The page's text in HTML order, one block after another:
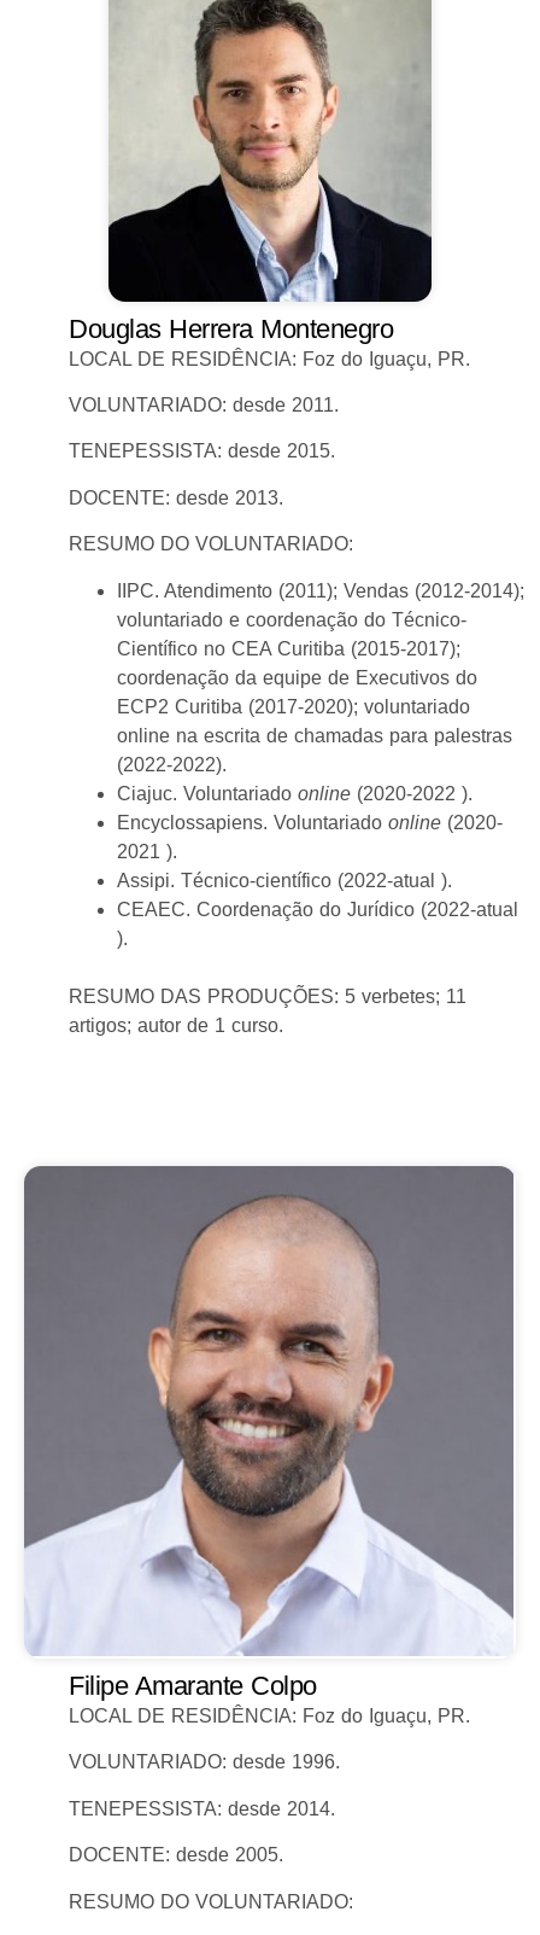
Douglas Herrera Montenegro
LOCAL DE RESIDÊNCIA: Foz do Iguaçu, PR.
VOLUNTARIADO: desde 2011.
TENEPESSISTA: desde 2015.
DOCENTE: desde 2013.
RESUMO DO VOLUNTARIADO:
IIPC. Atendimento (2011); Vendas (2012-2014);
voluntariado e coordenação do Técnico-
Científico no CEA Curitiba (2015-2017);
coordenação da equipe de Executivos do
ECP2 Curitiba (2017-2020); voluntariado
online na escrita de chamadas para palestras
(2022-2022).
Ciajuc. Voluntariado online (2020-2022 ).
Encyclossapiens. Voluntariado online (2020-
2021 ).
Assipi. Técnico-científico (2022-atual ).
CEAEC. Coordenação do Jurídico (2022-atual
).
RESUMO DAS PRODUÇÕES: 5 verbetes; 11
artigos; autor de 1 curso.
Filipe Amarante Colpo
LOCAL DE RESIDÊNCIA: Foz do Iguaçu, PR.
VOLUNTARIADO: desde 1996.
TENEPESSISTA: desde 2014.
DOCENTE: desde 2005.
RESUMO DO VOLUNTARIADO: